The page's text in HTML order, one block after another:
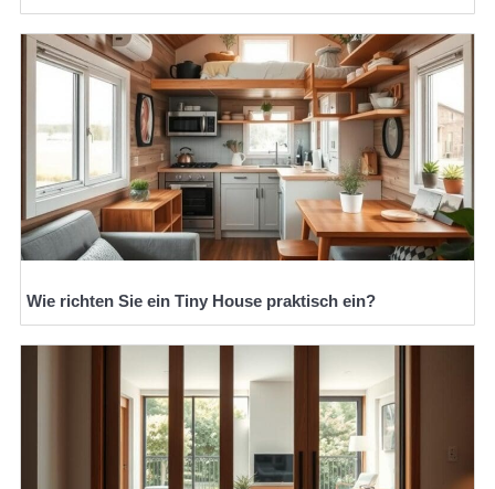
Wie richten Sie ein Tiny House praktisch ein?